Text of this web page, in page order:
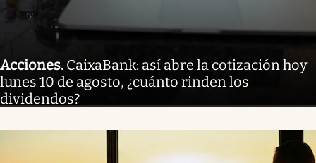
Acciones. CaixaBank: así abre la cotización hoy
lunes 10 de agosto, ¿cuánto rinden los
dividendos?